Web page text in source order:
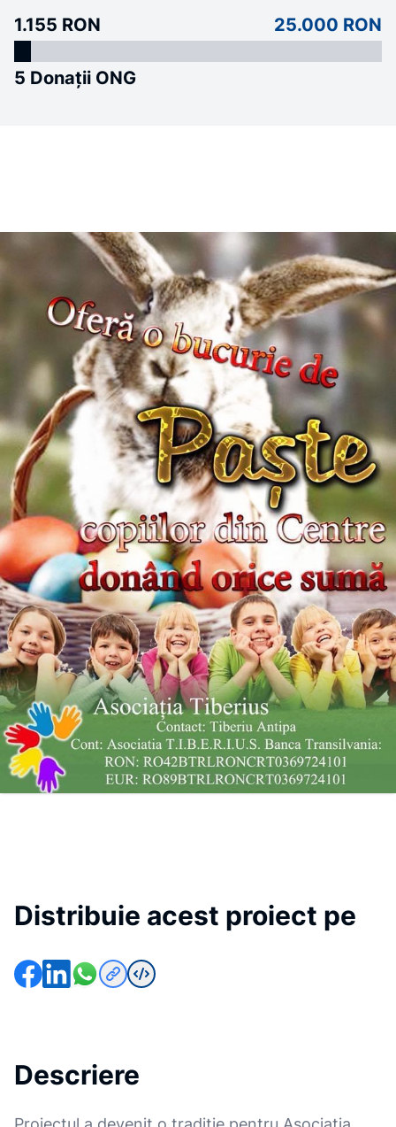
1.155 RON 25.000 RON
5 Donații ONG
Distribuie acest proiect pe
Descriere